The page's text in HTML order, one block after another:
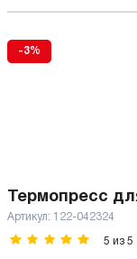
-3%
Термопресс
Артикул: 122-042324
5 из 5